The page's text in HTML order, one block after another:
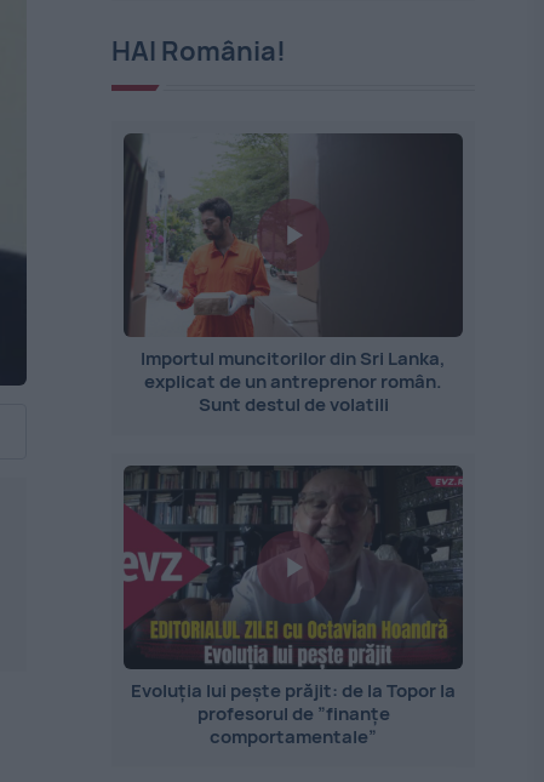
HAI România!
Importul muncitorilor din Sri Lanka,
explicat de un antreprenor român.
Sunt destul de volatili
Evoluția lui pește prăjit: de la Topor la
profesorul de ”finanțe
comportamentale”